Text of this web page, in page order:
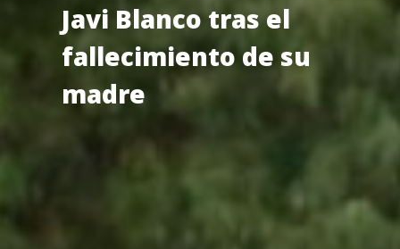
Javi Blanco tras el
fallecimiento de su
madre